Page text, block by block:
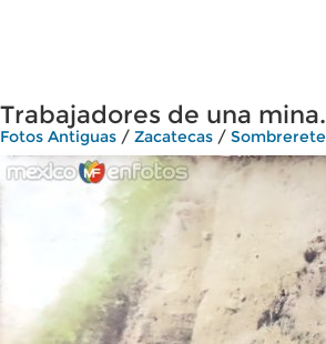
Trabajadores de una mina.
Fotos Antiguas / Zacatecas / Sombrerete